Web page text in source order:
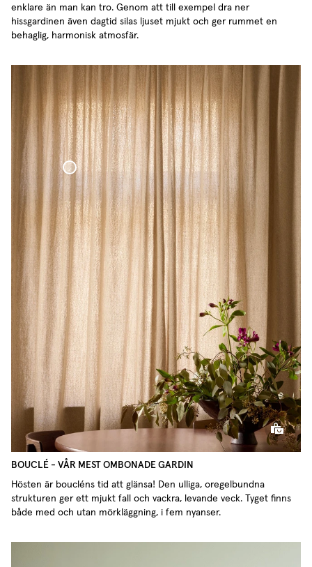
enklare än man kan tro. Genom att till exempel dra ner
hissgardinen även dagtid silas ljuset mjukt och ger rummet en
behaglig, harmonisk atmosfär.
Bouclégardin
BOUCLÉ - VÅR MEST OMBONADE GARDIN
Hösten är boucléns tid att glänsa! Den ulliga, oregelbundna
strukturen ger ett mjukt fall och vackra, levande veck. Tyget finns
både med och utan mörkläggning, i fem nyanser.